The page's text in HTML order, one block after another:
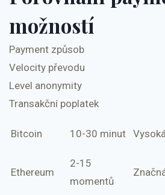
možností
Payment způsob
Velocity převodu
Level anonymity
Transakční poplatek
Bitcoin 10-30 minut
Ethereum
2-15
momentů